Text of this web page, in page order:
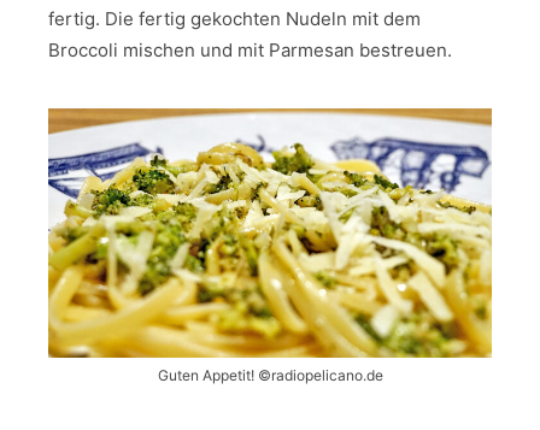
fertig. Die fertig gekochten Nudeln mit dem
Broccoli mischen und mit Parmesan bestreuen.
Guten Appetit! ©️radiopelicano.de